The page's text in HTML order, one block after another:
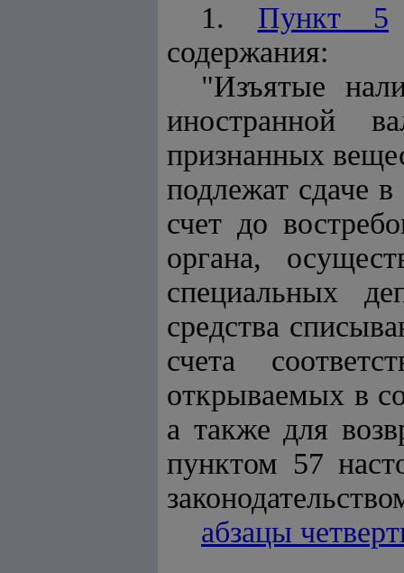
1. Пункт 5
содержания:
"Изъятые
иностранной
признанных
подлежат сдаче
счет до
органа,
специальных
средства
счета
открываемых в
а также для
пунктом 57
абзацы